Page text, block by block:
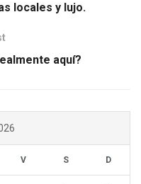
locales y lujo.
aquí?
V S D